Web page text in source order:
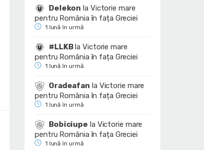
Delekon la Victorie mare
pentru România în fața Greciei
1 lună în urmă
#LLKBlaVictorie mare
pentru România în fața Greciei
1 lună în urmă
Oradeafan la Victorie mare
pentru România în fața Greciei
1 lună în urmă
Bobiciupe la Victorie mare
pentru România în fața Greciei
1 lună în urmă